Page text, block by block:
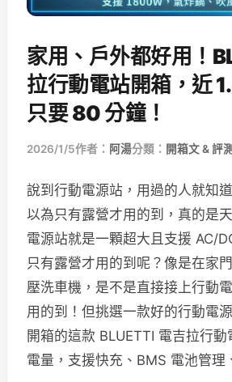
家用、戶外都好用！
拉行動電站開箱，近
只要 80 分鐘！
2026/1/5作者： 阿湯分類： 開箱文 & 評測
說到行動電源站，用過的人就知
以為只有露營才用的到，真的是
電源站就是一顆超大且支援 AC/
只有露營才用的到呢？像是在家
壓洗車機，是不是直接接上行動
用的到！但挑選一款好的行動電
開箱的這款 BLUETTI 電吉拉行
電量，支援快充、BMS 電池管理